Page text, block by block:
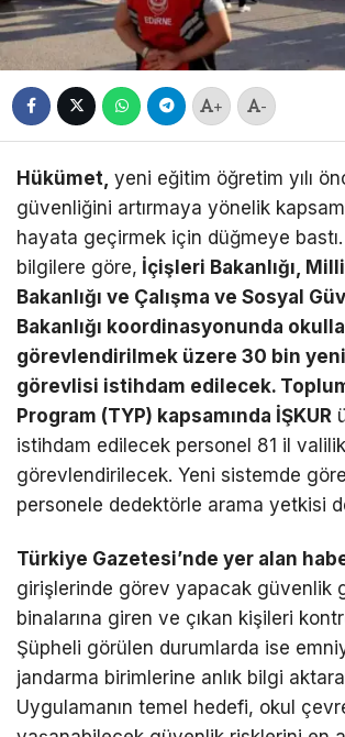
+ -
Hükümet, yeni eğitim öğretim yılı
güvenliğini artırmaya yönelik
hayata geçirmek için düğmeye
bilgilere göre, İçişleri Bakanlığı,
Bakanlığı ve Çalışma ve Sosyal
Bakanlığı koordinasyonunda
görevlendirilmek üzere 30 bin
görevlisi istihdam edilecek.
Program (TYP) kapsamında İŞKUR
istihdam edilecek personel 81 il
görevlendirilecek. Yeni sistemde
personele dedektörle arama yetkisi
Türkiye Gazetesi’nde yer alan
girişlerinde görev yapacak güvenlik
binalarına giren ve çıkan kişileri
Şüpheli görülen durumlarda ise
jandarma birimlerine anlık bilgi
Uygulamanın temel hedefi, okul